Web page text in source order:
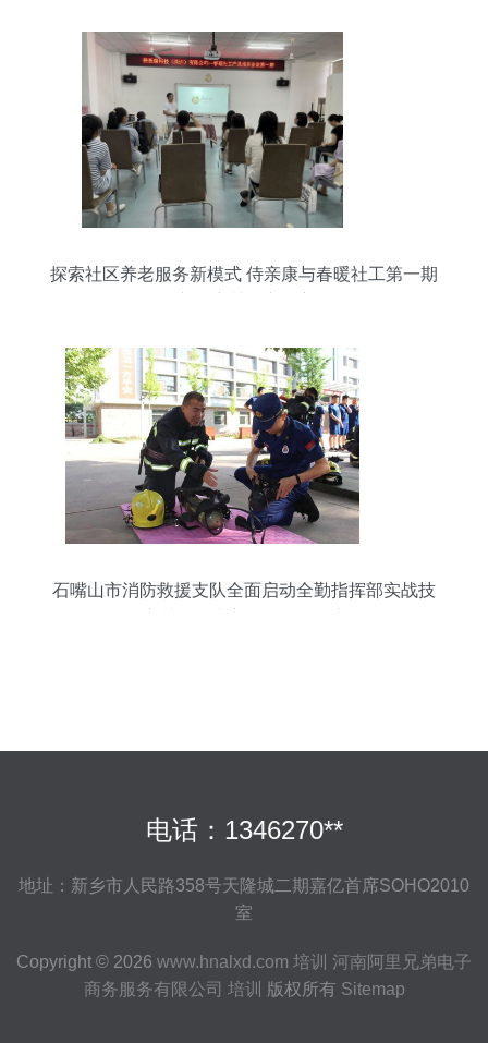
探索社区养老服务新模式 侍亲康与春暖社工第一期
石嘴山市消防救援支队全面启动全勤指挥部实战技
电话：1346270**
地址：新乡市人民路358号天隆城二期嘉亿首席SOHO2010
室
Copyright © 2026 www.hnalxd.com 培训
河南阿里兄弟电子
商务服务有限公司 培训 版权所有 Sitemap